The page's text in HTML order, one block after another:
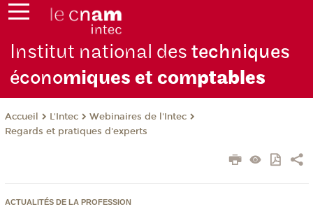
Institut national destechniques
économiques et comptables
Accueil L'Intec
Webinaires de l'Intec
Regards et pratiques d'experts
ACTUALITÉS DE LA PROFESSION